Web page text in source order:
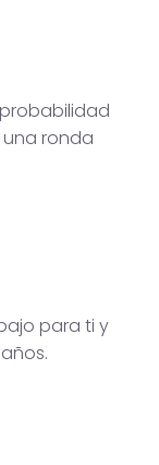
ronda
para ti y